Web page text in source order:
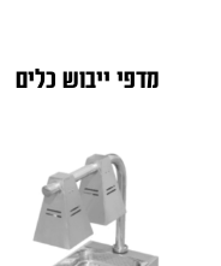
מדפי ייבוש כלים